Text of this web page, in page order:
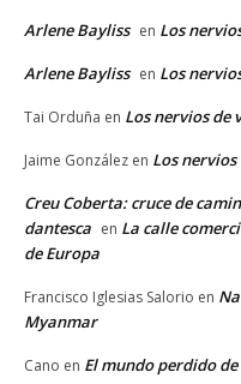
Arlene Bayliss en Los
Arlene Bayliss en Los
Tai Orduña en Los nervios de
Jaime González en Los
Creu Coberta: cruce de
dantesca en La calle
de Europa
Francisco Iglesias Salorio en
Myanmar
Cano en El mundo perdido